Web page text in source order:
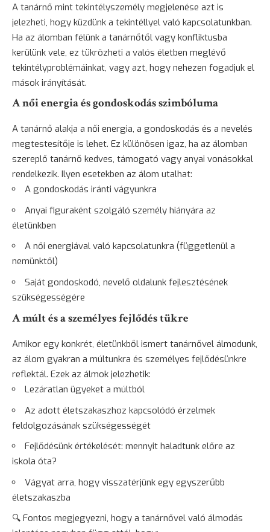
A tanárnő mint tekintélyszemély megjelenése azt is
jelezheti, hogy küzdünk a tekintéllyel való kapcsolatunkban.
Ha az álomban félünk a tanárnőtől vagy konfliktusba
kerülünk vele, ez tükrözheti a valós életben meglévő
tekintélyproblémáinkat, vagy azt, hogy nehezen fogadjuk el
mások irányítását.
A női energia és gondoskodás szimbóluma
A tanárnő alakja a női energia, a gondoskodás és a nevelés
megtestesítője is lehet. Ez különösen igaz, ha az álomban
szereplő tanárnő kedves, támogató vagy anyai vonásokkal
rendelkezik. Ilyen esetekben az álom utalhat:
A gondoskodás iránti vágyunkra
Anyai figuraként szolgáló személy hiányára az
életünkben
A női energiával való kapcsolatunkra (függetlenül a
nemünktől)
Saját gondoskodó, nevelő oldalunk fejlesztésének
szükségességére
A múlt és a személyes fejlődés tükre
Amikor egy konkrét, életünkből ismert tanárnővel álmodunk,
az álom gyakran a múltunkra és személyes fejlődésünkre
reflektál. Ezek az álmok jelezhetik:
Lezáratlan ügyeket a múltból
Az adott életszakaszhoz kapcsolódó érzelmek
feldolgozásának szükségességét
Fejlődésünk értékelését: mennyit haladtunk előre az
iskola óta?
Vágyat arra, hogy visszatérjünk egy egyszerűbb
életszakaszba
🔍 Fontos megjegyezni, hogy a tanárnővel való álmodás